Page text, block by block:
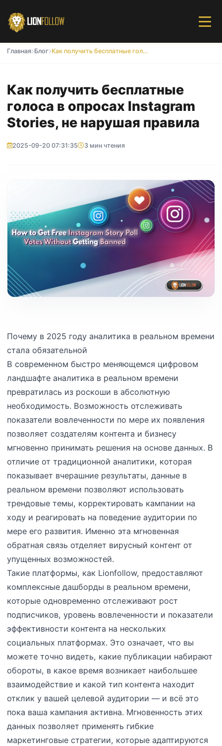
Главная Блог Как получить бесплатные голоса в опросах Instagram Stories, не нарушая правила
Как получить бесплатные
голоса в опросах Instagram
Stories, не нарушая правила
2025-09-20 07:31:35 3 мин чтения
Почему в 2025 году аналитика в реальном времени
стала обязательной
В современном быстро меняющемся цифровом
ландшафте аналитика в реальном времени
превратилась из роскоши в абсолютную
необходимость. Возможность отслеживать
показатели вовлеченности по мере их появления
позволяет создателям контента и бизнесу
мгновенно принимать решения на основе данных. В
отличие от традиционной аналитики, которая
показывает вчерашние результаты, данные в
реальном времени позволяют использовать
трендовые темы, корректировать кампании на
ходу и реагировать на поведение аудитории по
мере его развития. Именно эта мгновенная
обратная связь отделяет вирусный контент от
упущенных возможностей.
Такие платформы, как Lionfollow, предоставляют
комплексные дашборды в реальном времени,
которые одновременно отслеживают рост
подписчиков, уровень вовлеченности и показатели
эффективности контента на нескольких
социальных платформах. Это означает, что вы
можете точно видеть, какие публикации набирают
обороты, в какое время возникает наибольшее
взаимодействие и какой тип контента находит
отклик у вашей целевой аудитории — и всё это
пока ваша кампания активна. Мгновенность этих
данных позволяет применять гибкие
маркетинговые стратегии, которые адаптируются